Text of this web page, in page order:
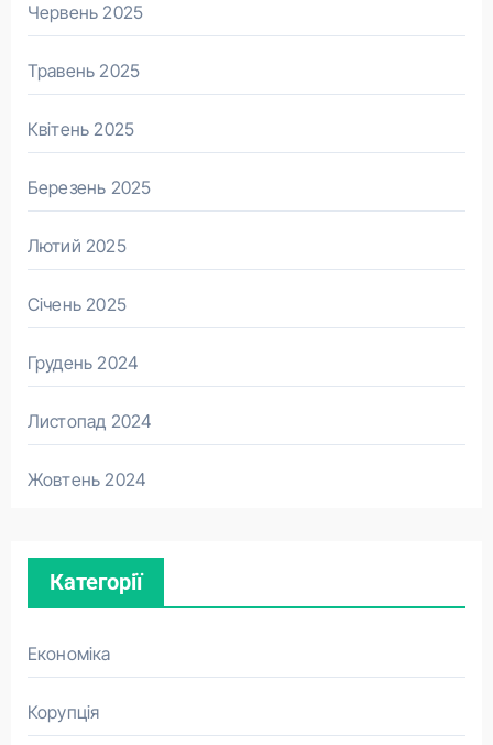
Червень 2025
Травень 2025
Квітень 2025
Березень 2025
Лютий 2025
Січень 2025
Грудень 2024
Листопад 2024
Жовтень 2024
Категорії
Економіка
Корупція